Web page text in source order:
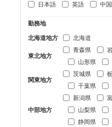
日本語
英語 中
勤務地
北海道地方
北海道
東北地方
青森県
山形県
関東地方
茨城県
千葉県
中部地方
新潟県
山梨県
静岡県